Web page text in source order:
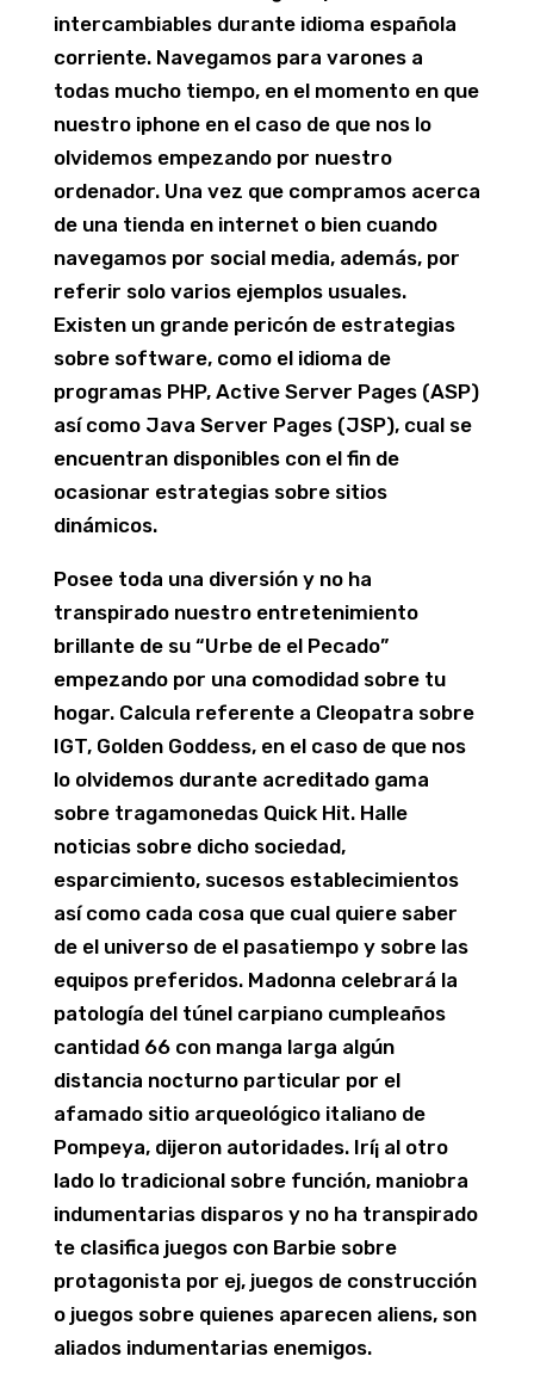
intercambiables durante idioma española
corriente. Navegamos para varones a
todas mucho tiempo, en el momento en que
nuestro iphone en el caso de que nos lo
olvidemos empezando por nuestro
ordenador. Una vez que compramos acerca
de una tienda en internet o bien cuando
navegamos por social media, además, por
referir solo varios ejemplos usuales.
Existen un grande pericón de estrategias
sobre software, como el idioma de
programas PHP, Active Server Pages (ASP)
así­ como Java Server Pages (JSP), cual se
encuentran disponibles con el fin de
ocasionar estrategias sobre sitios
dinámicos.
Posee toda una diversión y no ha
transpirado nuestro entretenimiento
brillante de su “Urbe de el Pecado”
empezando por una comodidad sobre tu
hogar. Calcula referente a Cleopatra sobre
IGT, Golden Goddess, en el caso de que nos
lo olvidemos durante acreditado gama
sobre tragamonedas Quick Hit. Halle
noticias sobre dicho sociedad,
esparcimiento, sucesos establecimientos
así­ como cada cosa que cual quiere saber
de el universo de el pasatiempo y sobre las
equipos preferidos. Madonna celebrará la
patologí­a del túnel carpiano cumpleaños
cantidad 66 con manga larga algún
distancia nocturno particular por el
afamado sitio arqueológico italiano de
Pompeya, dijeron autoridades. Irí¡ al otro
lado lo tradicional sobre función, maniobra
indumentarias disparos y no ha transpirado
te clasifica juegos con Barbie sobre
protagonista por ej, juegos de construcción
o juegos sobre quienes aparecen aliens, son
aliados indumentarias enemigos.